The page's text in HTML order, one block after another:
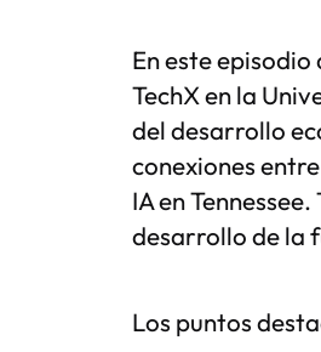
En este
TechX en la
del desarrollo
conexiones
IA en
desarrollo de la
Los puntos